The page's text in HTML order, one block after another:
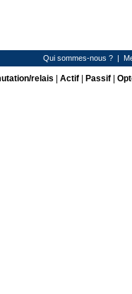
Qui sommes-nous ? |
relais Actif| Passif|